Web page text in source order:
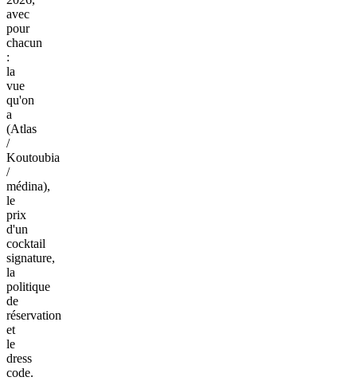
avec
pour
chacun
:
la
vue
qu'on
a
(Atlas
/
Koutoubia
/
médina),
le
prix
d'un
cocktail
signature,
la
politique
de
réservation
et
le
dress
code.